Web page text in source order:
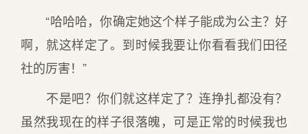
“哈哈哈，你确定她这个样子能成为公主？好
啊，就这样定了。到时候我要让你看看我们田径
社的厉害！”
不是吧？你们就这样定了？连挣扎都没有？
虽然我现在的样子很落魄，可是正常的时候我也